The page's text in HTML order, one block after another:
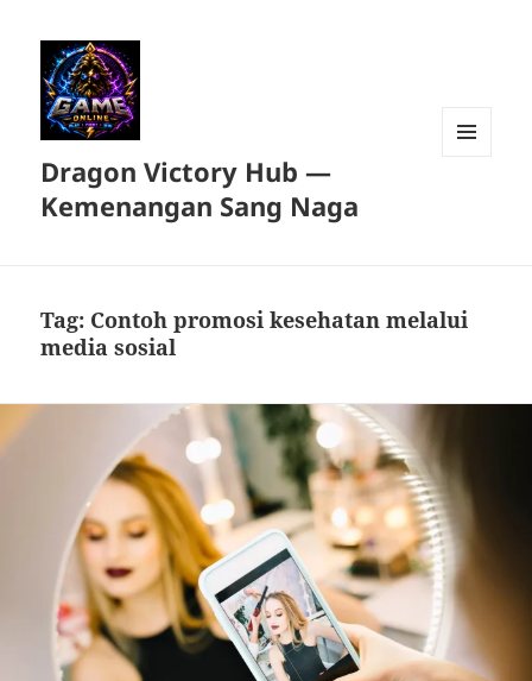
Dragon Victory Hub —
Kemenangan Sang Naga
Tag: Contoh promosi kesehatan melalui
media sosial